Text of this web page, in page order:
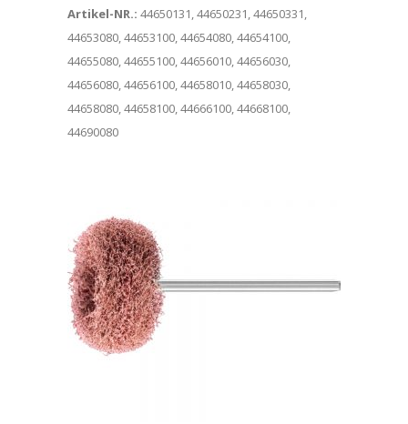
Artikel-NR.: 44650131, 44650231, 44650331,
44653080, 44653100, 44654080, 44654100,
44655080, 44655100, 44656010, 44656030,
44656080, 44656100, 44658010, 44658030,
44658080, 44658100, 44666100, 44668100,
44690080